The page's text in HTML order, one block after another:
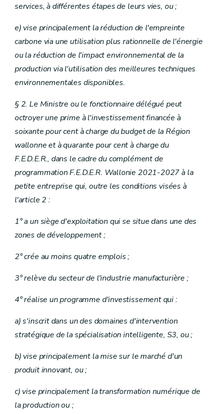
services, à différentes étapes de leurs vies, ou ;
e) vise principalement la réduction de l'empreinte
carbone via une utilisation plus rationnelle de l'énergie
ou la réduction de l'impact environnemental de la
production via l'utilisation des meilleures techniques
environnementales disponibles.
§ 2. Le Ministre ou le fonctionnaire délégué peut
octroyer une prime à l'investissement financée à
soixante pour cent à charge du budget de la Région
wallonne et à quarante pour cent à charge du
F.E.D.E.R., dans le cadre du complément de
programmation F.E.D.E.R. Wallonie 2021-2027 à la
petite entreprise qui, outre les conditions visées à
l'article 2 :
1° a un siège d'exploitation qui se situe dans une des
zones de développement ;
2° crée au moins quatre emplois ;
3° relève du secteur de l'industrie manufacturière ;
4° réalise un programme d'investissement qui :
a) s'inscrit dans un des domaines d'intervention
stratégique de la spécialisation intelligente, S3, ou ;
b) vise principalement la mise sur le marché d'un
produit innovant, ou ;
c) vise principalement la transformation numérique de
la production ou ;